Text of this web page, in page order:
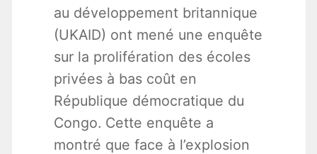
au développement britannique
(UKAID) ont mené une enquête
sur la prolifération des écoles
privées à bas coût en
République démocratique du
Congo. Cette enquête a
montré que face à l’explosion